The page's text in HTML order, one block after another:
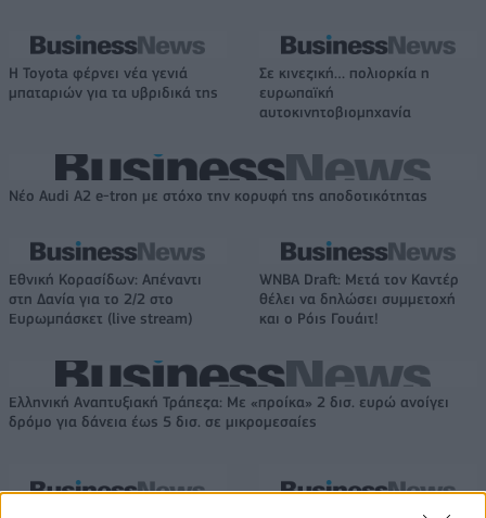
Η Toyota φέρνει νέα γενιά
μπαταριών για τα υβριδικά της
Σε κινεζική… πολιορκία η
ευρωπαϊκή
αυτοκινητοβιομηχανία
Νέο Audi A2 e-tron με στόχο την κορυφή της αποδοτικότητας
Εθνική Κορασίδων: Απέναντι
στη Δανία για το 2/2 στο
Ευρωμπάσκετ (live stream)
WNBA Draft: Μετά τον Καντέρ
θέλει να δηλώσει συμμετοχή
και ο Ρόις Γουάιτ!
Ελληνική Αναπτυξιακή Τράπεζα: Με «προίκα» 2 δισ. ευρώ ανοίγει
δρόμο για δάνεια έως 5 δισ. σε μικρομεσαίες